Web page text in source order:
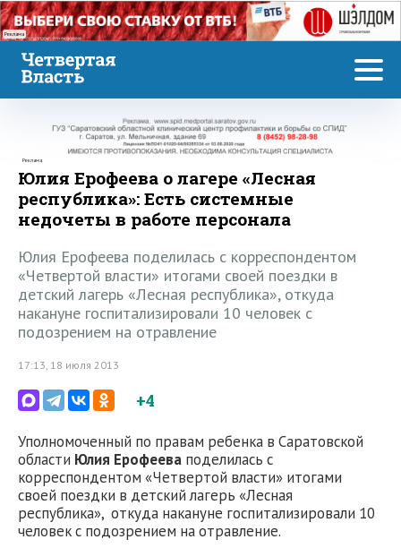
Реклама
Реклама
Юлия Ерофеева о лагере «Лесная
республика»: Есть системные
недочеты в работе персонала
Юлия Ерофеева поделилась с корреспондентом
«Четвертой власти» итогами своей поездки в
детский лагерь «Лесная республика», откуда
накануне госпитализировали 10 человек с
подозрением на отравление
17:13, 18 июля 2013
+4
Уполномоченный по правам ребенка в Саратовской
области Юлия Ерофеева поделилась с
корреспондентом «Четвертой власти» итогами
своей поездки в детский лагерь «Лесная
республика», откуда накануне госпитализировали 10
человек с подозрением на отравление.